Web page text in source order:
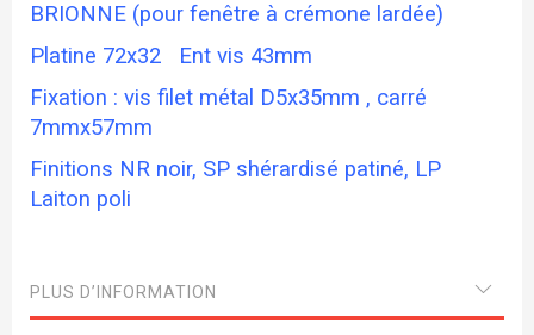
BRIONNE (pour fenêtre à crémone lardée)
Platine 72x32 Ent vis 43mm
Fixation : vis filet métal D5x35mm , carré
7mmx57mm
Finitions NR noir, SP shérardisé patiné, LP
Laiton poli
PLUS D’INFORMATION